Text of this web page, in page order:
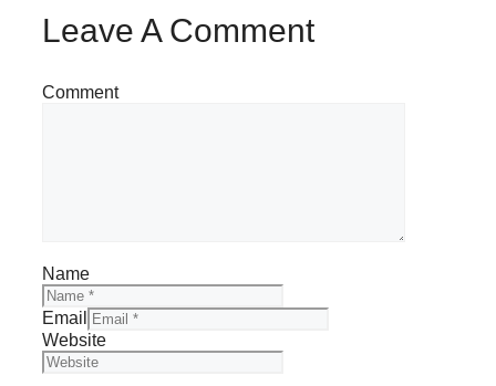
Leave A Comment
Comment
Name
Email
Website